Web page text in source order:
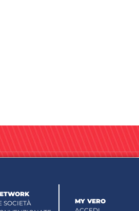
SOCIETÀ
MY VERO